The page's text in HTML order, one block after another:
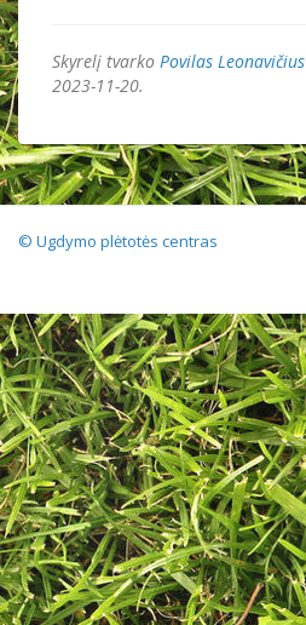
Skyrelį tvarko Povilas Leonavičius
2023-11-20.
© Ugdymo plėtotės centras